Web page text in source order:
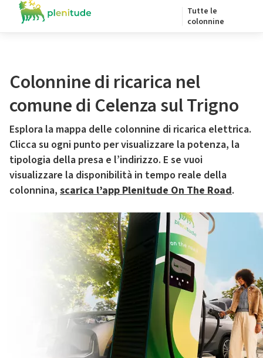
Tutte le
colonnine
Colonnine di ricarica nel
comune di Celenza sul Trigno
Esplora la mappa delle colonnine di ricarica elettrica.
Clicca su ogni punto per visualizzare la potenza, la
tipologia della presa e l’indirizzo. E se vuoi
visualizzare la disponibilità in tempo reale della
colonnina, scarica l’app Plenitude On The Road.